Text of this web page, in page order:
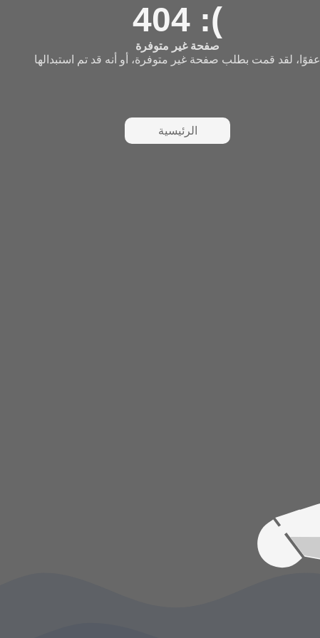
404 :(
صفحة غير متوفرة
عفوًا، لقد قمت بطلب صفحة غير متوفرة، أو أنه قد تم استبدالها
الرئيسية